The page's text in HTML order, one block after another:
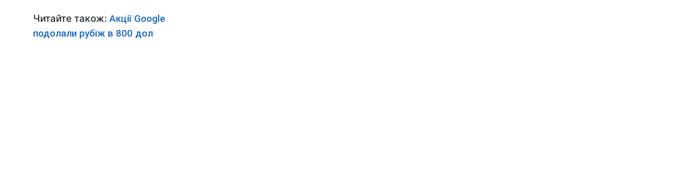
Читайте також: Акції Google
подолали рубіж в 800 дол